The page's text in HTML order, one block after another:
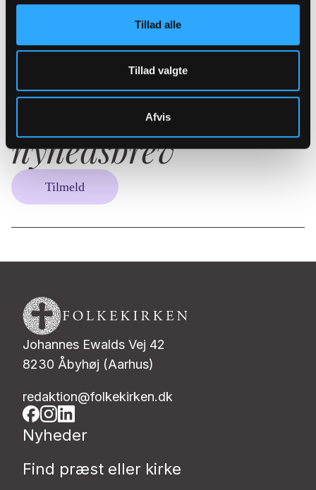
Tillad alle
Tillad valgte
Afvis
bevirkede, at Luthers tanker blev spredt til mange
tyske byer og delstater.
Tilmeld dig vores
nyhedsbrev
Tilmeld
Johannes Ewalds Vej 42
8230 Åbyhøj (Aarhus)
redaktion@folkekirken.dk
Nyheder
Find præst eller kirke